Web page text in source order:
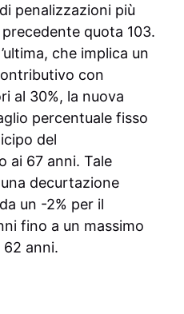
penalizzazioni più
quota 103.
che implica un
con
al 30%, la nuova
percentuale fisso
del
ai 67 anni. Tale
decurtazione
un -2% per il
fino a un massimo
62 anni.